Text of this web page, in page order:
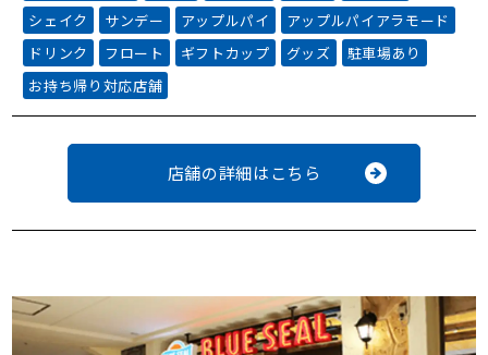
シェイク
サンデー アップルパイ
アップルパイアラモード
ドリンク
フロート ギフトカップ グッズ
駐車場あり
お持ち帰り対応店舗
店舗の詳細はこちら